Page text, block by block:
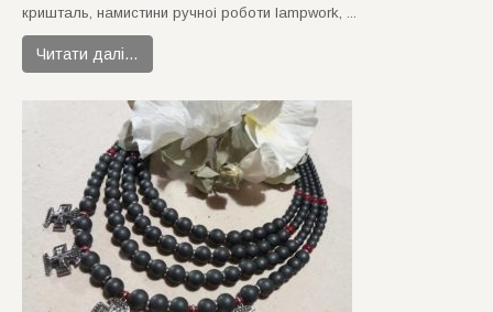
кришталь, намистини ручноi роботи lampwork, ...
Читати далі…